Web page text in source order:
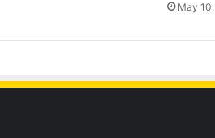
May